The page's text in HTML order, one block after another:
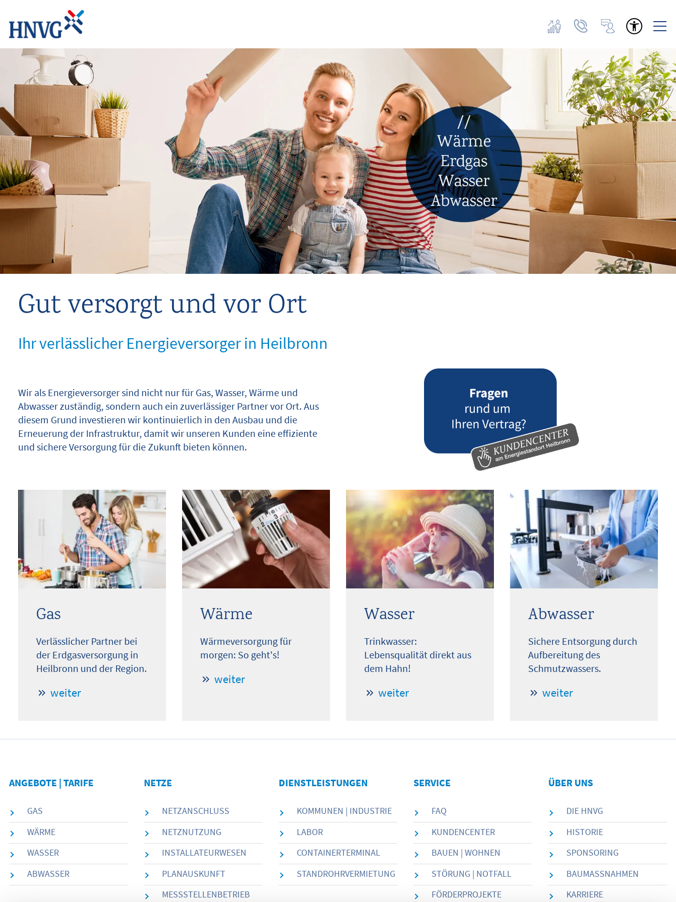
Home
Angebote | Tarife
Gas
Wärme
Abwasser
Netze
Dienstleistungen
Suche
Gut versorgt und vor Ort
Ihr verlässlicher Energieversorger in Heilbronn
Wir als Energieversorger sind nicht nur für Gas, Wasser, Wärme und
Abwasser zuständig, sondern auch ein zuverlässiger Partner vor Ort. Aus
diesem Grund investieren wir kontinuierlich in den Ausbau und die
Erneuerung der Infrastruktur, damit wir unseren Kunden eine effiziente
und sichere Versorgung für die Zukunft bieten können.
Gas
Verlässlicher Partner bei
der Erdgasversorgung in
Heilbronn und der Region.
weiter
Wärme
Wärmeversorgung für
morgen: So geht's!
weiter
Wasser
Trinkwasser:
Lebensqualität direkt aus
dem Hahn!
weiter
Abwasser
Sichere Entsorgung durch
Aufbereitung des
Schmutzwassers.
weiter
ANGEBOTE | TARIFE
GAS
WÄRME
WASSER
ABWASSER
NETZE
NETZANSCHLUSS
NETZNUTZUNG
INSTALLATEURWESEN
PLANAUSKUNFT
MESSSTELLENBETRIEB
DIENSTLEISTUNGEN
KOMMUNEN | INDUSTRIE
LABOR
CONTAINERTERMINAL
STANDROHRVERMIETUNG
SERVICE
FAQ
KUNDENCENTER
BAUEN | WOHNEN
STÖRUNG | NOTFALL
FÖRDERPROJEKTE
ÜBER UNS
DIE HNVG
HISTORIE
SPONSORING
BAUMASSNAHMEN
KARRIERE